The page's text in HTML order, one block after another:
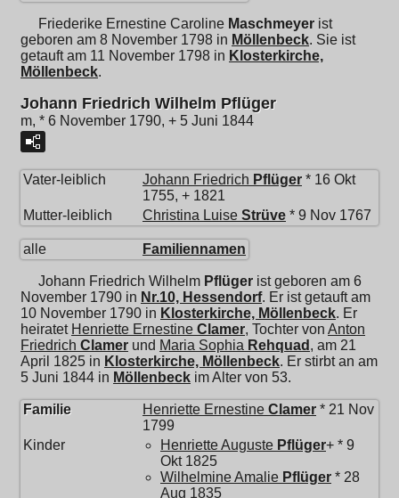
Friederike Ernestine Caroline Maschmeyer ist
geboren am 8 November 1798 in Möllenbeck. Sie ist
getauft am 11 November 1798 in Klosterkirche,
Möllenbeck.
Johann Friedrich Wilhelm Pflüger
m, * 6 November 1790, + 5 Juni 1844
Vater-leiblich Johann Friedrich Pflüger * 16 Okt
1755, + 1821
Mutter-leiblich
Christina Luise Strüve * 9 Nov 1767
alle Familiennamen
Johann Friedrich Wilhelm Pflüger ist geboren am 6
November 1790 in Nr.10, Hessendorf. Er ist getauft am
10 November 1790 in Klosterkirche, Möllenbeck. Er
heiratet Henriette Ernestine Clamer, Tochter von Anton
Friedrich Clamer und Maria Sophia Rehquad , am 21
April 1825 in Klosterkirche, Möllenbeck. Er stirbt an am
5 Juni 1844 in Möllenbeck im Alter von 53.
Familie Henriette Ernestine Clamer * 21 Nov
1799
Kinder
Henriette Auguste Pflüger+ * 9
Okt 1825
Wilhelmine Amalie Pflüger * 28
Aug 1835